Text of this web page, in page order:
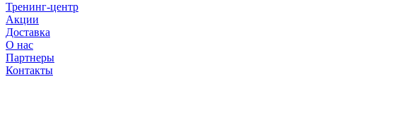
Тренинг-центр
Акции
Доставка
О нас
Партнеры
Контакты